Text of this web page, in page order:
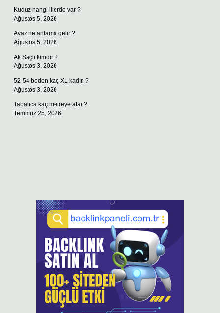
Kuduz hangi illerde var ?
Ağustos 5, 2026
Avaz ne anlama gelir ?
Ağustos 5, 2026
Ak Saçlı kimdir ?
Ağustos 3, 2026
52-54 beden kaç XL kadın ?
Ağustos 3, 2026
Tabanca kaç metreye atar ?
Temmuz 25, 2026